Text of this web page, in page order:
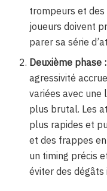
trompeurs et
joueurs doivent
parer sa série
Deuxième phase :
agressivité
variées avec une
plus brutal. Les
plus rapides et
et des frappes
un timing précis
éviter des